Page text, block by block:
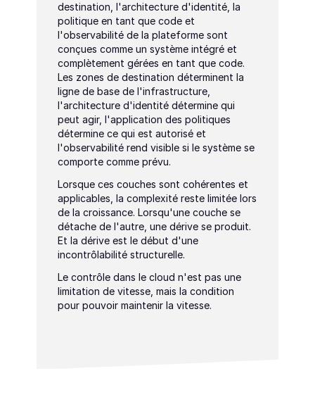
destination, l'architecture d'identité, la
politique en tant que code et
l'observabilité de la plateforme sont
conçues comme un système intégré et
complètement gérées en tant que code.
Les zones de destination déterminent la
ligne de base de l'infrastructure,
l'architecture d'identité détermine qui
peut agir, l'application des politiques
détermine ce qui est autorisé et
l'observabilité rend visible si le système se
comporte comme prévu.
Lorsque ces couches sont cohérentes et
applicables, la complexité reste limitée lors
de la croissance. Lorsqu'une couche se
détache de l'autre, une dérive se produit.
Et la dérive est le début d'une
incontrôlabilité structurelle.
Le contrôle dans le cloud n'est pas une
limitation de vitesse, mais la condition
pour pouvoir maintenir la vitesse.